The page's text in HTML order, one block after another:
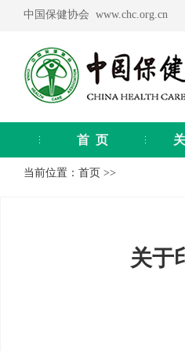
中国保健协会 www.chc.org.cn
首 页
当前位置： 首页 >>
关于